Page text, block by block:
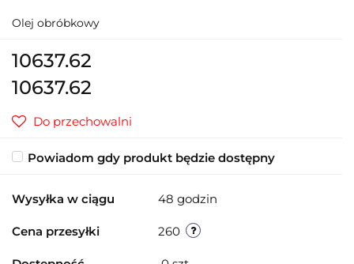
Olej obróbkowy
10637.62
10637.62
Do przechowalni
Powiadom gdy produkt będzie dostępny
Wysyłka w ciągu 48 godzin
Cena przesyłki 260